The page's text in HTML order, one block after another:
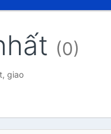
(0)
giao